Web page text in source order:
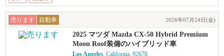
売ります 自動車 2026年07月24日(金)
2025 マツダ Mazda CX-50 Hybrid Premium
Moon Roof装備のハイブリッド車
Los Angeles, California, 92678